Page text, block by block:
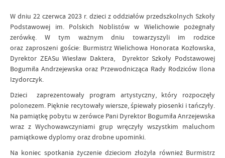
W dniu 22 czerwca 2023 r. dzieci z oddziałów przedszkolnych Szkoły
Podstawowej im. Polskich Noblistów w Wielichowie pożegnały
zerówkę. W tym ważnym dniu towarzyszyli im rodzice
oraz zaproszeni goście: Burmistrz Wielichowa Honorata Kozłowska,
Dyrektor ZEASu Wiesław Daktera, Dyrektor Szkoły Podstawowej
Bogumiła Andrzejewska oraz Przewodnicząca Rady Rodziców Ilona
Izydorczyk.
Dzieci zaprezentowały program artystyczny, który rozpoczęły
polonezem. Pięknie recytowały wiersze, śpiewały piosenki i tańczyły.
Na pamiątkę pobytu w zerówce Pani Dyrektor Bogumiła Anrzejewska
wraz z Wychowawczyniami grup wręczyły wszystkim maluchom
pamiątkowe dyplomy oraz drobne upominki.
Na koniec spotkania życzenie dzieciom złożyła również Burmistrz